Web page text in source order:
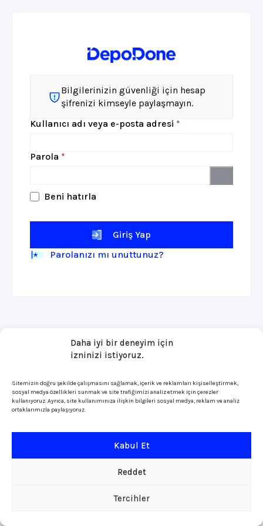
Daha iyi bir deneyim için
izninizi istiyoruz.
Sitemizin doğru şekilde çalışmasını sağlamak, içerik ve reklamları kişiselleştirmek,
sosyal medya özellikleri sunmak ve site trafiğimizi analiz etmek için çerezler
kullanıyoruz. Ayrıca, site kullanımınıza ilişkin bilgileri sosyal medya, reklam ve analiz
ortaklarımızla paylaşıyoruz.
Kabul Et
Reddet
Tercihler
Bilgilerinizin güvenliği için hesap
şifrenizi kimseyle paylaşmayın.
Kullanıcı adı veya e-posta adresi *
Parola *
Beni hatırla
Giriş Yap
Parolanızı mı unuttunuz?